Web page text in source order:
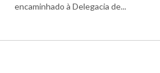
encaminhado à Delegacia de...